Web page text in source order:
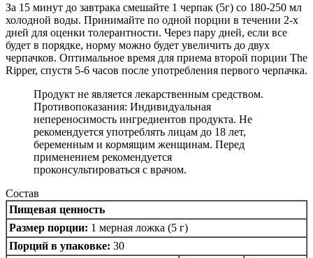
За 15 минут до завтрака смешайте 1 черпак (5г) со 180-250 мл
холодной воды. Принимайте по одной порции в течении 2-х
дней для оценки толерантности. Через пару дней, если все
будет в порядке, норму можно будет увеличить до двух
черпачков. Оптимальное время для приема второй порции The
Ripper, спустя 5-6 часов после употребления первого черпачка.
Продукт не является лекарственным средством.
Противопоказания: Индивидуальная
непереносимость ингредиентов продукта. Не
рекомендуется употреблять лицам до 18 лет,
беременным и кормящим женщинам. Перед
применением рекомендуется
проконсультироваться с врачом.
Состав
Пищевая ценность
Размер порции: 1 мерная ложка (5 г)
Порций в упаковке: 30